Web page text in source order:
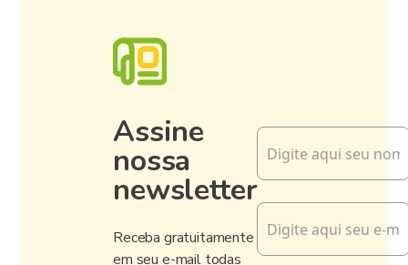
Assine
nossa
newsletter
Receba gratuitamente
em seu e-mail todas